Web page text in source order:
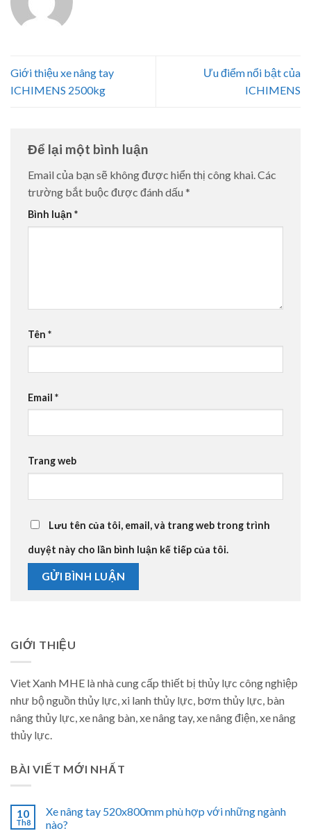
Giới thiệu xe nâng tay
ICHIMENS 2500kg
Ưu điểm nổi bật của
ICHIMENS
Để lại một bình luận
Email của bạn sẽ không được hiển thị công khai.Các
trường bắt buộc được đánh dấu *
Bình luận *
Tên *
Email *
Trang web
Lưu tên của tôi, email, và trang web trong trình
duyệt này cho lần bình luận kế tiếp của tôi.
GIỚI THIỆU
Viet Xanh MHE là nhà cung cấp thiết bị thủy lực công nghiệp
như bộ nguồn thủy lực, xi lanh thủy lực, bơm thủy lực, bàn
nâng thủy lực, xe nâng bàn, xe nâng tay, xe nâng điện, xe nâng
thủy lực.
BÀI VIẾT MỚI NHẤT
10
Th8
Xe nâng tay 520x800mm phù hợp với những ngành
nào?